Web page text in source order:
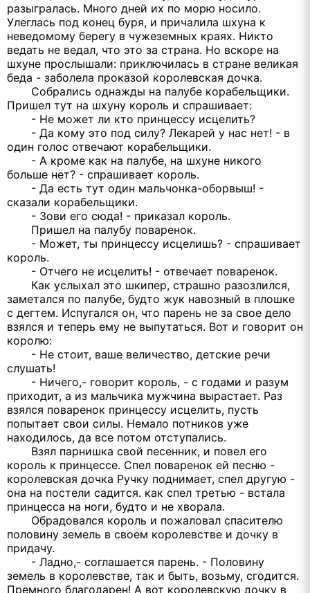
разыгралась. Много дней их по морю носило.
Улеглась под конец буря, и причалила шхуна к
неведомому берегу в чужеземных краях. Никто
ведать не ведал, что это за страна. Но вскоре на
шхуне прослышали: приключилась в стране великая
беда - заболела проказой королевская дочка.
Собрались однажды на палубе корабельщики.
Пришел тут на шхуну король и спрашивает:
- Не может ли кто принцессу исцелить?
- Да кому это под силу? Лекарей у нас нет! - в
один голос отвечают корабельщики.
- А кроме как на палубе, на шхуне никого
больше нет? - спрашивает король.
- Да есть тут один мальчонка-оборвыш! -
сказали корабельщики.
- Зови его сюда! - приказал король.
Пришел на палубу поваренок.
- Может, ты принцессу исцелишь? - спрашивает
король.
- Отчего не исцелить! - отвечает поваренок.
Как услыхал это шкипер, страшно разозлился,
заметался по палубе, будто жук навозный в плошке
с дегтем. Испугался он, что парень не за свое дело
взялся и теперь ему не выпутаться. Вот и говорит он
королю:
- Не стоит, ваше величество, детские речи
слушать!
- Ничего,- говорит король, - с годами и разум
приходит, а из мальчика мужчина вырастает. Раз
взялся поваренок принцессу исцелить, пусть
попытает свои силы. Немало потников уже
находилось, да все потом отступались.
Взял парнишка свой песенник, и повел его
король к принцессе. Спел поваренок ей песню -
королевская дочка Ручку поднимает, спел другую -
она на постели садится. как спел третью - встала
принцесса на ноги, будто и не хворала.
Обрадовался король и пожаловал спасителю
половину земель в своем королевстве и дочку в
придачу.
- Ладно,- соглашается парень. - Половину
земель в королевстве, так и быть, возьму, сгодится.
Премного благодарен! А вот королевскую дочку в